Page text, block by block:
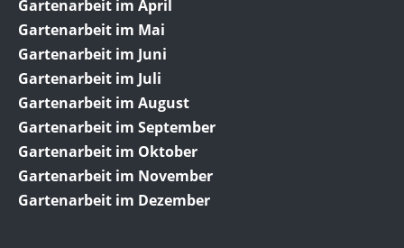
Gartenarbeit im April
Gartenarbeit im Mai
Gartenarbeit im Juni
Gartenarbeit im Juli
Gartenarbeit im August
Gartenarbeit im September
Gartenarbeit im Oktober
Gartenarbeit im November
Gartenarbeit im Dezember